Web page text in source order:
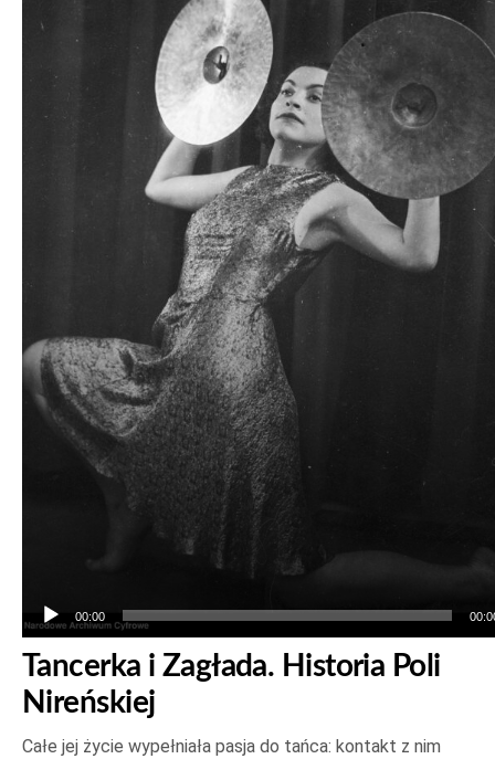
00:00
Tancerka i Zagłada. Historia Poli
Nireńskiej
Całe jej życie wypełniała pasja do tańca: kontakt z nim